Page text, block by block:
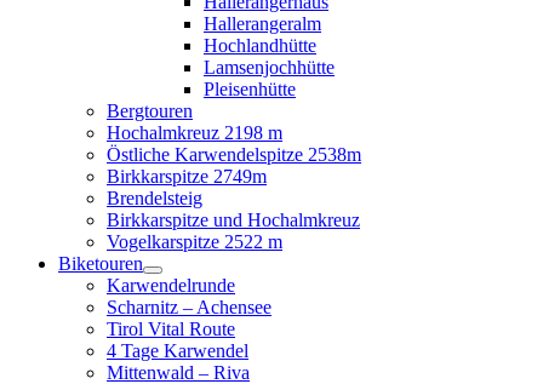
Hallerangeralm
Hochlandhütte
Lamsenjochhütte
Pleisenhütte
Bergtouren
Hochalmkreuz 2198 m
Östliche Karwendelspitze 2538m
Birkkarspitze 2749m
Brendelsteig
Birkkarspitze und Hochalmkreuz
Vogelkarspitze 2522 m
Biketouren
Karwendelrunde
Scharnitz – Achensee
Tirol Vital Route
4 Tage Karwendel
Mittenwald – Riva